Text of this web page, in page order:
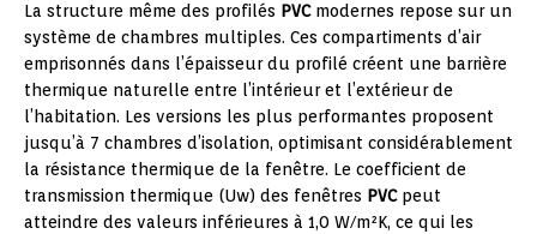
La structure même des profilés PVCmodernes repose sur un
système de chambres multiples. Ces compartiments d’air
emprisonnés dans l’épaisseur du profilé créent une barrière
thermique naturelle entre l’intérieur et l’extérieur de
l’habitation. Les versions les plus performantes proposent
jusqu’à 7 chambres d’isolation, optimisant considérablement
la résistance thermique de la fenêtre. Le coefficient de
transmission thermique (Uw) des fenêtres PVCpeut
atteindre des valeurs inférieures à 1,0 W/m²K, ce qui les